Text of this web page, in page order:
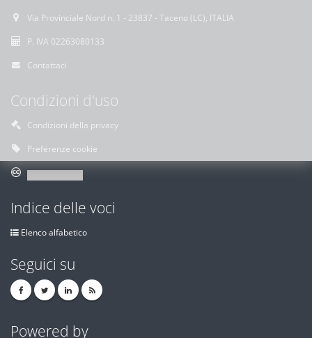
Via Provinciale Nord n. 1 - 23837 - Taceno (LC), ITALIA
P. IVA 02263080133
Contattaci
Condizioni d'uso
Condizioni della privacy
Preferenze cookie
Indice delle voci
Elenco alfabetico
Seguici su
Powered by